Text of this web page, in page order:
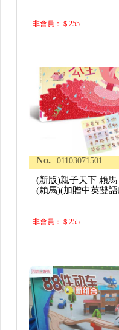
非會員：＄255
No. 01103071501
(新版)親子天下 賴
(賴馬)(加贈中英雙語
非會員：＄255